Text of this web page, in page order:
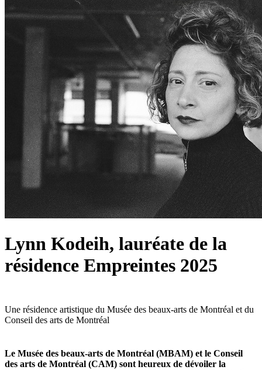
Lynn Kodeih, lauréate de la
résidence Empreintes 2025
Une résidence artistique du Musée des beaux-arts de Montréal et du
Conseil des arts de Montréal
Le Musée des beaux-arts de Montréal (MBAM) et le Conseil
des arts de Montréal (CAM) sont heureux de dévoiler la